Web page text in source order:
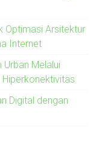
Optimasi Arsitektur
Internet
Melalui
Hiperkonektivitas
Digital dengan